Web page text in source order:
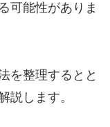
可能性がありま
を整理するとと
説します。